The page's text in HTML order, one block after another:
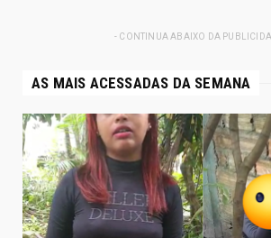
- CONTINUA ABAIXO DA
AS MAIS ACESSADAS DA SEMANA